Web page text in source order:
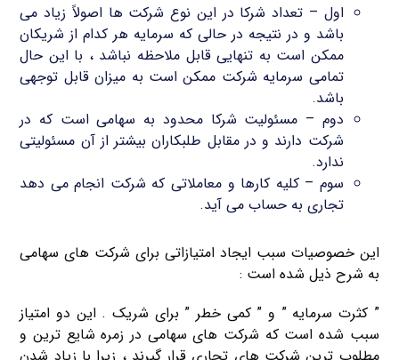
اول – تعداد شرکا در این نوع شرکت ها اصولاً زیاد می
باشد و در نتیجه در حالی که سرمایه هر کدام از شریکان
ممکن است به تنهایی قابل ملاحظه نباشد ، با این حال
تمامی سرمایه شرکت ممکن است به میزان قابل توجهی
باشد.
دوم – مسئولیت شرکا محدود به سهامی است که در
شرکت دارند و در مقابل طلبکاران بیشتر از آن مسئولیتی
ندارد.
سوم – کلیه کارها و معاملاتی که شرکت انجام می دهد
تجاری به حساب می آید.
این خصوصیات سبب ایجاد امتیازاتی برای شرکت های سهامی
به شرح ذیل شده است :
” کثرت سرمایه ” و ” کمی خطر ” برای شریک . این دو امتیاز
سبب شده است که شرکت های سهامی در زمره شایع ترین و